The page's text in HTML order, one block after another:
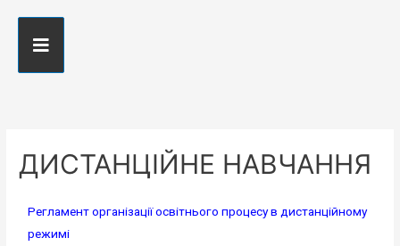
ДИСТАНЦІЙНЕ НАВЧАННЯ
Регламент організації освітнього процесу в дистанційному
режимі